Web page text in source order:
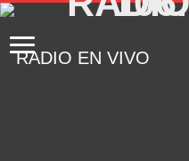
RADIO EN VIVO